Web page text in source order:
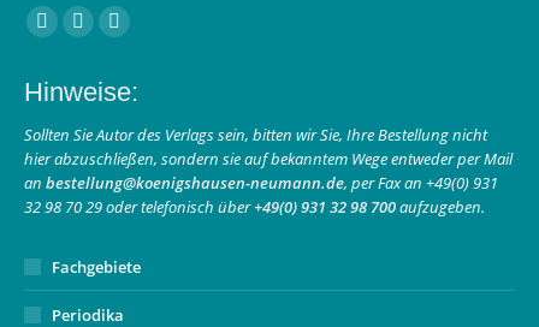
Finden Sie uns auf:
Facebook
opens
in
new
window
Instagram
opens
in
new
window
E-
page
opens
in
new
window
Hinweise:
Sollten Sie Autor des Verlags sein, bitten wir Sie, Ihre Bestellung nicht
hier abzuschließen, sondern sie auf bekanntem Wege entweder per Mail
an bestellung@koenigshausen-neumann.de, per Fax an +49(0) 931
32 98 70 29 oder telefonisch über+49(0) 931 32 98 700aufzugeben.
Fachgebiete
Periodika